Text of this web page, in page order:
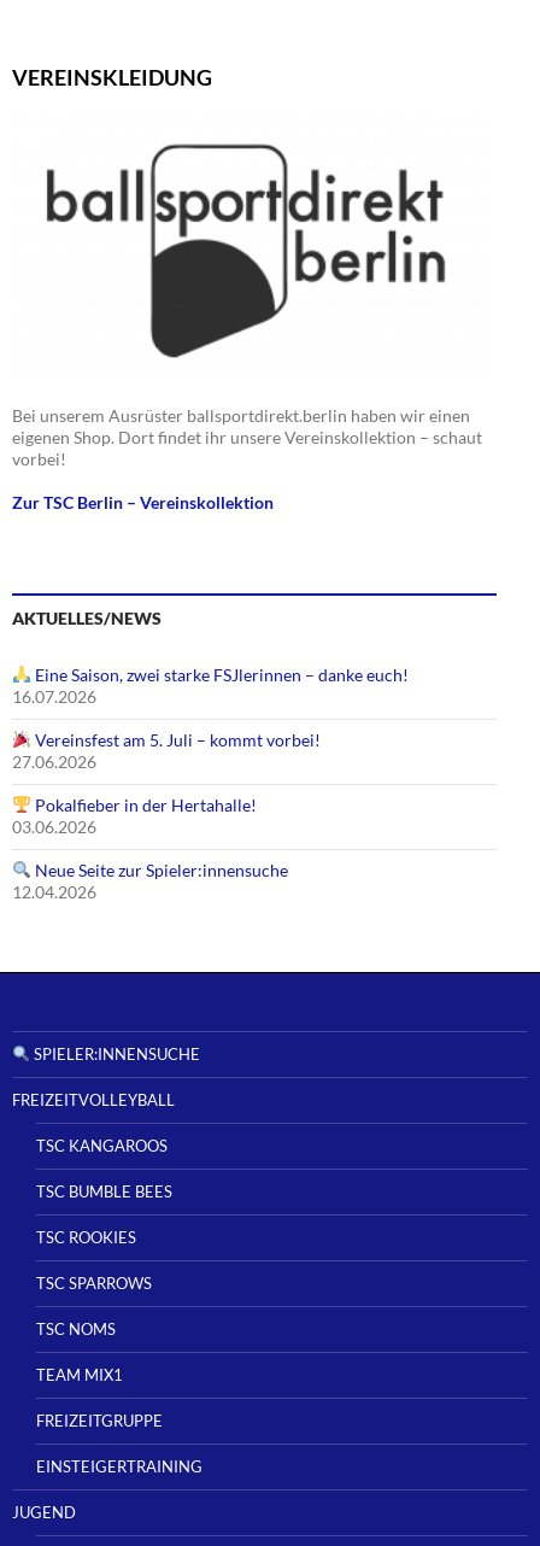
VEREINSKLEIDUNG
Bei unserem Ausrüster ballsportdirekt.berlin haben wir einen
eigenen Shop. Dort findet ihr unsere Vereinskollektion – schaut
vorbei!
Zur TSC Berlin – Vereinskollektion
AKTUELLES/NEWS
Eine Saison, zwei starke FSJlerinnen – danke euch!
16.07.2026
Vereinsfest am 5. Juli – kommt vorbei!
27.06.2026
Pokalfieber in der Hertahalle!
03.06.2026
Neue Seite zur Spieler:innensuche
12.04.2026
SPIELER:INNENSUCHE
FREIZEITVOLLEYBALL
TSC KANGAROOS
TSC BUMBLE BEES
TSC ROOKIES
TSC SPARROWS
TSC NOMS
TEAM MIX1
FREIZEITGRUPPE
EINSTEIGERTRAINING
JUGEND